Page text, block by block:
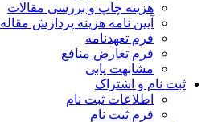
هزینه چاپ و بررسی مقالات
آیین نامه هزینه پردازش مقاله
فرم تعهدنامه
فرم تعارض منافع
مشابهت یابی
ثبت نام و اشتراک
اطلاعات ثبت نام
فرم ثبت نام